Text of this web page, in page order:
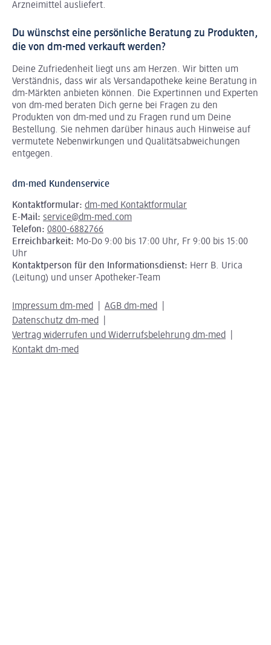
Arzneimittel ausliefert.
Du wünschst eine persönliche Beratung zu Produkten,
die von dm-med verkauft werden?
Deine Zufriedenheit liegt uns am Herzen. Wir bitten um
Verständnis, dass wir als Versandapotheke keine Beratung in
dm-Märkten anbieten können. Die Expertinnen und Experten
von dm-med beraten Dich gerne bei Fragen zu den
Produkten von dm-med und zu Fragen rund um Deine
Bestellung. Sie nehmen darüber hinaus auch Hinweise auf
vermutete Nebenwirkungen und Qualitätsabweichungen
entgegen.
dm-med Kundenservice
Kontaktformular: dm-med Kontaktformular
E-Mail: service@dm-med.com
Telefon: 0800-6882766
Erreichbarkeit: Mo-Do 9:00 bis 17:00 Uhr, Fr 9:00 bis 15:00
Uhr
Kontaktperson für den Informationsdienst: Herr B. Urica
(Leitung) und unser Apotheker-Team
Impressum dm-med
AGB dm-med
Datenschutz dm-med
Vertrag widerrufen und Widerrufsbelehrung dm-med
Kontakt dm-med